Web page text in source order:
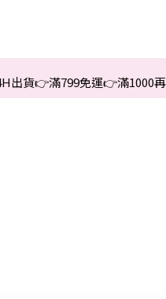
出貨👉滿799免運👉滿1000